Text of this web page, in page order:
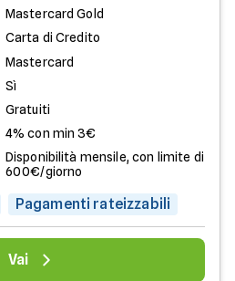
Mastercard Gold
Carta di Credito
Mastercard
Sì
Gratuiti
4% con min 3€
Disponibilità mensile, con limite di
600€/giorno
Pagamenti rateizzabili
Vai